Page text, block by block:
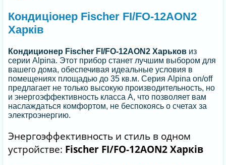
Кондиціонер Fischer FI/FO-12AON2
Харків
Кондиционер Fischer FI/FO-12AON2 Харьков из
серии Alpina. Этот прибор станет лучшим выбором для
вашего дома, обеспечивая идеальные условия в
помещениях площадью до 35 кв.м. Серия Alpina on/off
предлагает не только высокую производительность, но
и энергоэффективность класса А, что позволяет вам
наслаждаться комфортом, не беспокоясь о счетах за
электроэнергию.
Энергоэффективность и стиль в одном
устройстве: Fischer FI/FO-12AON2 Харків